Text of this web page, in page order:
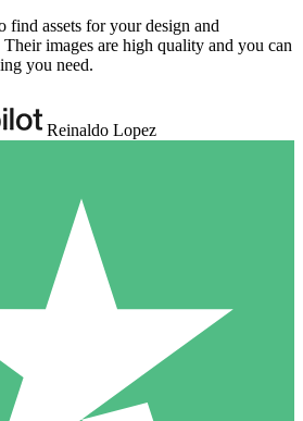
find assets for your design and
images are high quality and you can
you need.
Reinaldo Lopez